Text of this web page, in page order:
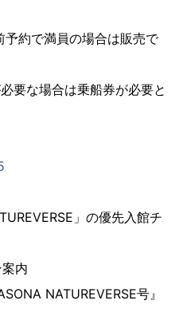
約で満員の場合は販売で
要な場合は乗船券が必要と
」の優先入館チ
内
NATUREVERSE号』